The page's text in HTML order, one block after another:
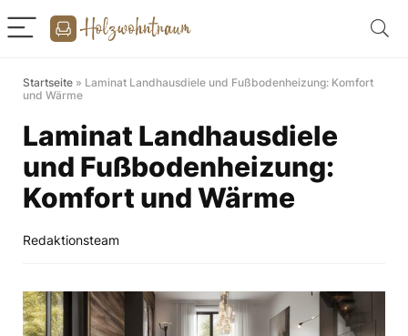
Startseite » Laminat Landhausdiele und Fußbodenheizung: Komfort
und Wärme
Laminat Landhausdiele
und Fußbodenheizung:
Komfort und Wärme
Redaktionsteam